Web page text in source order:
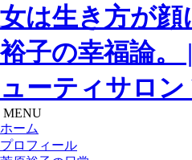
女は生き方が顔
裕子の幸福論。
ューティサロン
MENU
ホーム
プロフィール